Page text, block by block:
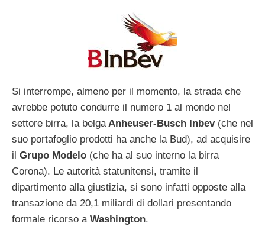
Si interrompe, almeno per il momento, la strada che
avrebbe potuto condurre il numero 1 al mondo nel
settore birra, la belgaAnheuser-Busch Inbev(che nel
suo portafoglio prodotti ha anche la Bud), ad acquisire
il Grupo Modelo (che ha al suo interno la birra
Corona). Le autorità statunitensi, tramite il
dipartimento alla giustizia, si sono infatti opposte alla
transazione da 20,1 miliardi di dollari presentando
formale ricorso a Washington.